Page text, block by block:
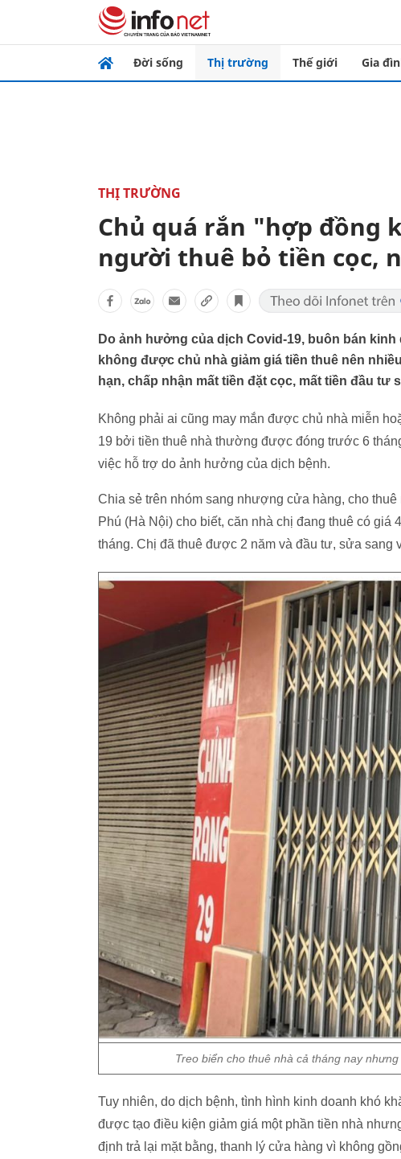
Đời sống Thị trường Thế giới Gia
THỊ TRƯỜNG
Chủ quá rắn "hợp đồng
người thuê bỏ tiền cọc,
Do ảnh hưởng của dịch Covid-19, buôn bán
không được chủ nhà giảm giá tiền thuê nên
hạn, chấp nhận mất tiền đặt cọc, mất tiền đầu tư
Không phải ai cũng may mắn được chủ nhà miễn
19 bởi tiền thuê nhà thường được đóng trước 6
việc hỗ trợ do ảnh hưởng của dịch bệnh.
Chia sẻ trên nhóm sang nhượng cửa hàng, cho
Phú (Hà Nội) cho biết, căn nhà chị đang thuê có giá
tháng. Chị đã thuê được 2 năm và đầu tư, sửa sang
Treo biển cho thuê nhà cả tháng nay
Tuy nhiên, do dịch bệnh, tình hình kinh doanh khó
được tạo điều kiện giảm giá một phần tiền nhà
định trả lại mặt bằng, thanh lý cửa hàng vì không